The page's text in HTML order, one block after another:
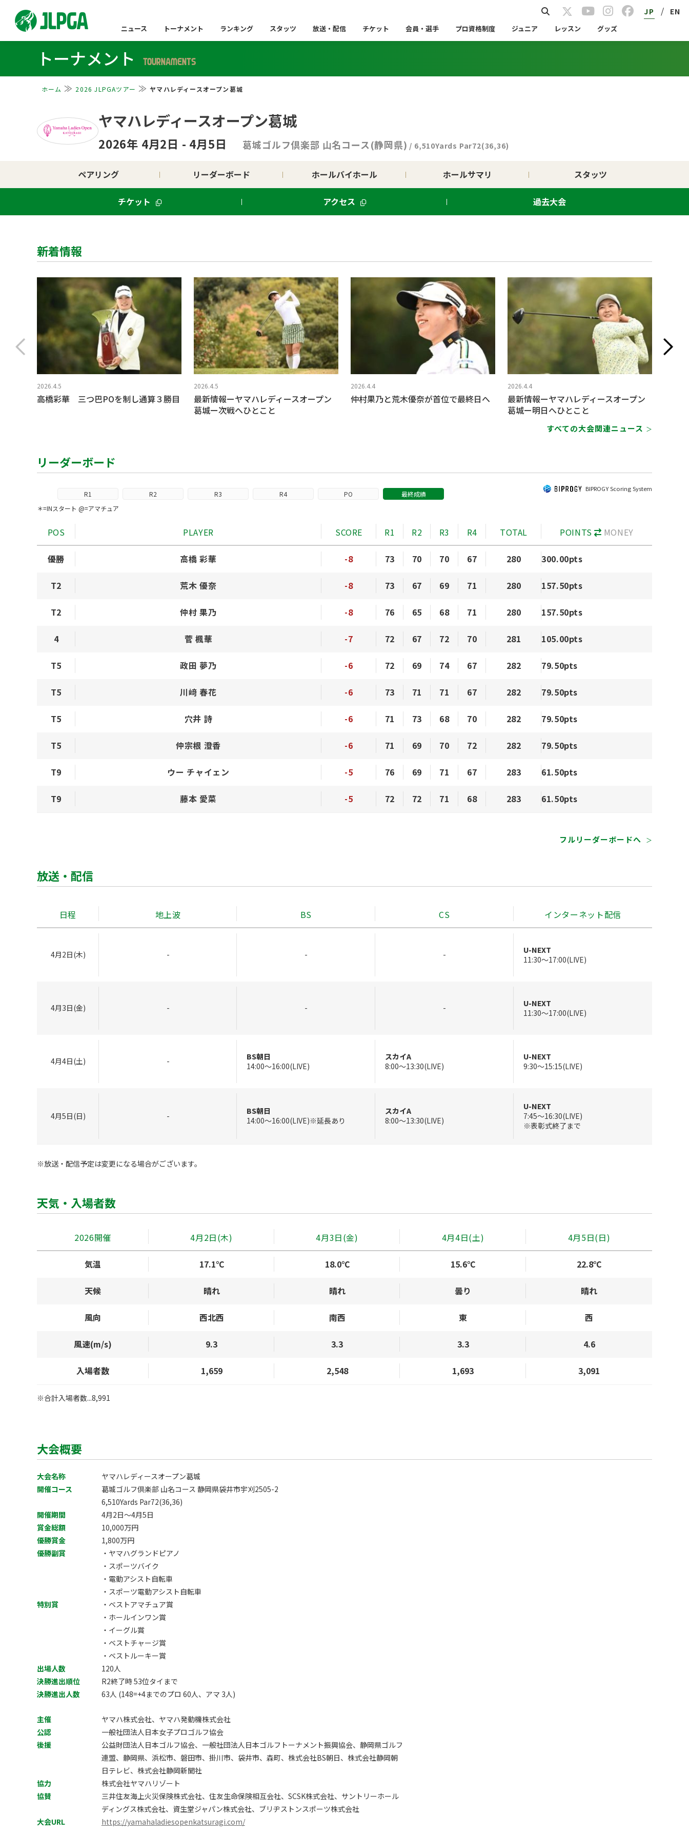
JP / EN
ニュース トーナメント ランキング スタッツ 放送・配信 チケット 会員・選手 プロ資格制度 ジュニア レッスン グッズ
トーナメント TOURNAMENTS
ホーム 2026 JLPGAツアー ヤマハレディースオープン葛城
ヤマハレディースオープン葛城
2026年 4月2日 - 4月5日 葛城ゴルフ倶楽部 山名コース(静岡県) / 6,510Yards Par72(36,36)
ペアリング リーダーボード ホールバイホール ホールサマリ スタッツ
チケット アクセス 過去大会
新着情報
2026.4.5
高橋彩華 三つ巴POを制し通算３勝目
2026.4.5
最新情報ーヤマハレディースオープン
葛城ー次戦へひとこと
2026.4.4
仲村果乃と荒木優奈が首位で最終日へ
2026.4.4
最新情報ーヤマハレディースオープン
葛城ー明日へひとこと
すべての大会関連ニュース ＞
リーダーボード
R1 R2 R3 R4 PO 最終成績
BIPROGY Scoring System
＊=INスタート @=アマチュア
POS PLAYER SCORE R1 R2 R3 R4 TOTAL POINTS MONEY
優勝 高橋 彩華 -8 73 70 70 67 280 300.00pts
T2 荒木 優奈 -8 73 67 69 71 280 157.50pts
T2 仲村 果乃 -8 76 65 68 71 280 157.50pts
4 菅 楓華 -7 72 67 72 70 281 105.00pts
T5 政田 夢乃 -6 72 69 74 67 282 79.50pts
T5 川﨑 春花 -6 73 71 71 67 282 79.50pts
T5 穴井 詩 -6 71 73 68 70 282 79.50pts
T5 仲宗根 澄香 -6 71 69 70 72 282 79.50pts
T9 ウー チャイェン -5 76 69 71 67 283 61.50pts
T9 藤本 愛菜 -5 72 72 71 68 283 61.50pts
フルリーダーボードへ ＞
放送・配信
日程 地上波 BS CS インターネット配信
4月2日(木) - - -
U-NEXT
11:30～17:00(LIVE)
4月3日(金) - - -
U-NEXT
11:30～17:00(LIVE)
4月4日(土) -
BS朝日
14:00～16:00(LIVE)
スカイA
8:00～13:30(LIVE)
U-NEXT
9:30～15:15(LIVE)
4月5日(日) -
BS朝日
14:00～16:00(LIVE)※延長あり
スカイA
8:00～13:30(LIVE)
U-NEXT
7:45～16:30(LIVE)
※表彰式終了まで
※放送・配信予定は変更になる場合がございます。
天気・入場者数
2026開催 4月2日(木) 4月3日(金) 4月4日(土) 4月5日(日)
気温 17.1℃ 18.0℃ 15.6℃ 22.8℃
天候 晴れ 晴れ 曇り 晴れ
風向 西北西 南西 東 西
風速(m/s) 9.3 3.3 3.3 4.6
入場者数 1,659 2,548 1,693 3,091
※合計入場者数...8,991
大会概要
大会名称
ヤマハレディースオープン葛城
開催コース
葛城ゴルフ倶楽部 山名コース 静岡県袋井市宇刈2505-2
6,510Yards Par72(36,36)
開催期間
4月2日～4月5日
賞金総額
10,000万円
優勝賞金
1,800万円
優勝副賞
・ヤマハグランドピアノ
・スポーツバイク
・電動アシスト自転車
・スポーツ電動アシスト自転車
特別賞
・ベストアマチュア賞
・ホールインワン賞
・イーグル賞
・ベストチャージ賞
・ベストルーキー賞
出場人数
120人
決勝進出順位
R2終了時 53位タイまで
決勝進出人数
63人 (148=+4までのプロ 60人、アマ 3人)
主催
ヤマハ株式会社、ヤマハ発動機株式会社
公認
一般社団法人日本女子プロゴルフ協会
後援
公益財団法人日本ゴルフ協会、一般社団法人日本ゴルフトーナメント振興協会、静岡県ゴルフ
連盟、静岡県、浜松市、磐田市、掛川市、袋井市、森町、株式会社BS朝日、株式会社静岡朝
日テレビ、株式会社静岡新聞社
協力
株式会社ヤマハリゾート
協賛
三井住友海上火災保険株式会社、住友生命保険相互会社、SCSK株式会社、サントリーホール
ディングス株式会社、資生堂ジャパン株式会社、ブリヂストンスポーツ株式会社
大会URL
https://yamahaladiesopenkatsuragi.com/